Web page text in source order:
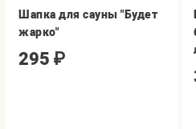
Шапка для сауны "Будет
жарко"
295 ₽